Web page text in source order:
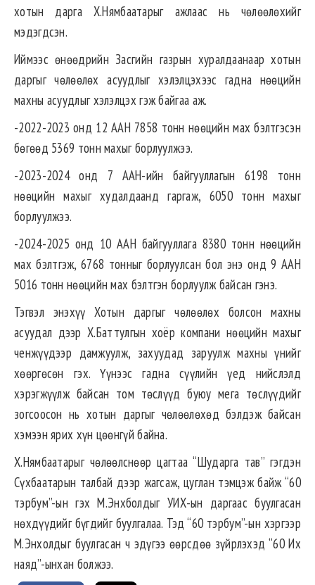
хотын дарга Х.Нямбаатарыг ажлаас нь чөлөөлөхийг
мэдэгдсэн.
Иймээс өнөөдрийн Засгийн газрын хуралдаанаар хотын
даргыг чөлөөлөх асуудлыг хэлэлцэхээс гадна нөөцийн
махны асуудлыг хэлэлцэх гэж байгаа аж.
-2022-2023 онд 12 ААН 7858 тонн нөөцийн мах бэлтгэсэн
бөгөөд 5369 тонн махыг борлуулжээ.
-2023-2024 онд 7 ААН-ийн байгууллагын 6198 тонн
нөөцийн махыг худалдаанд гаргаж, 6050 тонн махыг
борлуулжээ.
-2024-2025 онд 10 ААН байгууллага 8380 тонн нөөцийн
мах бэлтгэж, 6768 тонныг борлуулсан бол энэ онд 9 ААН
5016 тонн нөөцийн мах бэлтгэн борлуулж байсан гэнэ.
Тэгвэл энэхүү Хотын даргыг чөлөөлөх болсон махны
асуудал дээр Х.Баттулгын хоёр компани нөөцийн махыг
ченжүүдээр дамжуулж, захуудад заруулж махны үнийг
хөөргөсөн гэх. Үүнээс гадна сүүлийн үед нийслэлд
хэрэгжүүлж байсан том төслүүд буюу мега төслүүдийг
зогсоосон нь хотын даргыг чөлөөлөхөд бэлдэж байсан
хэмээн ярих хүн цөөнгүй байна.
Х.Нямбаатарыг чөлөөлснөөр цагтаа “Шударга тав” гэгдэн
Сүхбаатарын талбай дээр жагсаж, цуглан тэмцэж байж “60
тэрбум”-ын гэх М.Энхболдыг УИХ-ын даргаас буулгасан
нөхдүүдийг бүгдийг буулгалаа. Тэд “60 тэрбум”-ын хэргээр
М.Энхолдыг буулгасан ч эдүгээ өөрсдөө зүйрлэхэд “60 Их
наяд”-ынхан болжээ.